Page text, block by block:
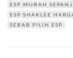
ESP MURAH
ESP SHAKLEE
SEBAB PILIH ESP